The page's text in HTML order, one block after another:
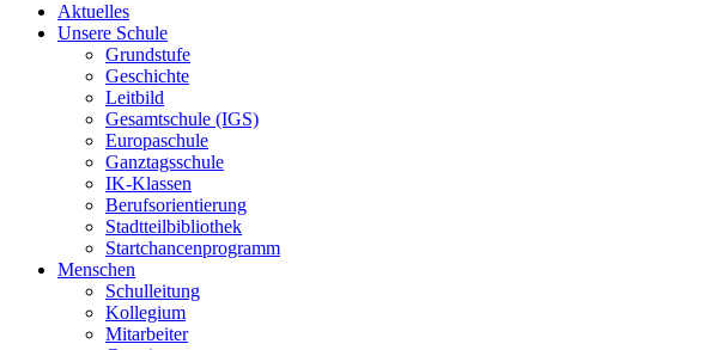
Aktuelles
Unsere Schule
Grundstufe
Geschichte
Leitbild
Gesamtschule (IGS)
Europaschule
Ganztagsschule
IK-Klassen
Berufsorientierung
Stadtteilbibliothek
Startchancenprogramm
Menschen
Schulleitung
Kollegium
Mitarbeiter